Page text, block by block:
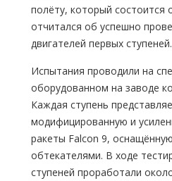
полёту, который состоится
отчитался об успешно
двигателей первых ступеней.
Испытания проводили на
оборудованном на заводе
Каждая ступень
модифицированную и
ракеты Falcon 9,
обтекателями. В ходе
ступеней проработали